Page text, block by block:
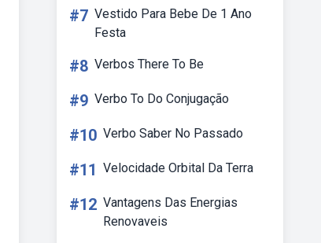
#7 Vestido Para Bebe De 1 Ano
Festa
#8 Verbos There To Be
#9 Verbo To Do Conjugação
#10 Verbo Saber No Passado
#11 Velocidade Orbital Da Terra
#12 Vantagens Das Energias
Renovaveis